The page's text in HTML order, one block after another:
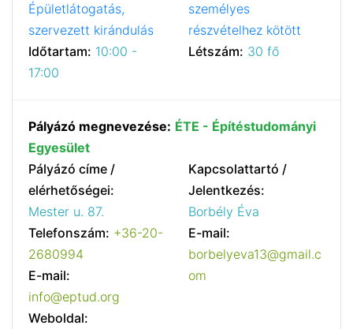
Épületlátogatás,
szervezett kirándulás
személyes
részvételhez kötött
Időtartam: 10:00 -
17:00
Létszám: 30 fő
Pályázó megnevezése: ÉTE - Építéstudományi
Egyesület
Pályázó címe /
elérhetőségei:
Mester u. 87.
Telefonszám: +36-20-
2680994
E-mail:
info@eptud.org
Weboldal:
Kapcsolattartó /
Jelentkezés:
Borbély Éva
E-mail:
borbelyeva13@gmail.c
om